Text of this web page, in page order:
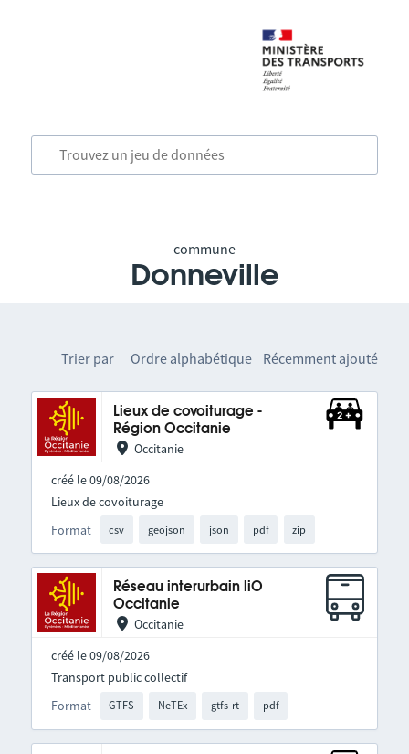
commune
Donneville
Trier par Ordre alphabétique Récemment ajouté
Lieux de covoiturage -
Région Occitanie
Occitanie
créé le 09/08/2026
Format csv geojson json pdf zip
Lieux de covoiturage
Réseau interurbain liO
Occitanie
Occitanie
créé le 09/08/2026
Format GTFS NeTEx gtfs-rt pdf
Transport public collectif